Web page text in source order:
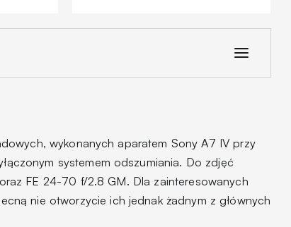
wykonanych aparatem Sony A7 IV przy
systemem odszumiania. Do zdjęć
FE 24-70 f/2.8 GM. Dla zainteresowanych
nie otworzycie ich jednak żadnym z głównych